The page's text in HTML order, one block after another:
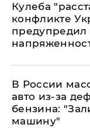
Кулеба
конфликте
предупредил
В России
авто из-за
бензина:
машину"